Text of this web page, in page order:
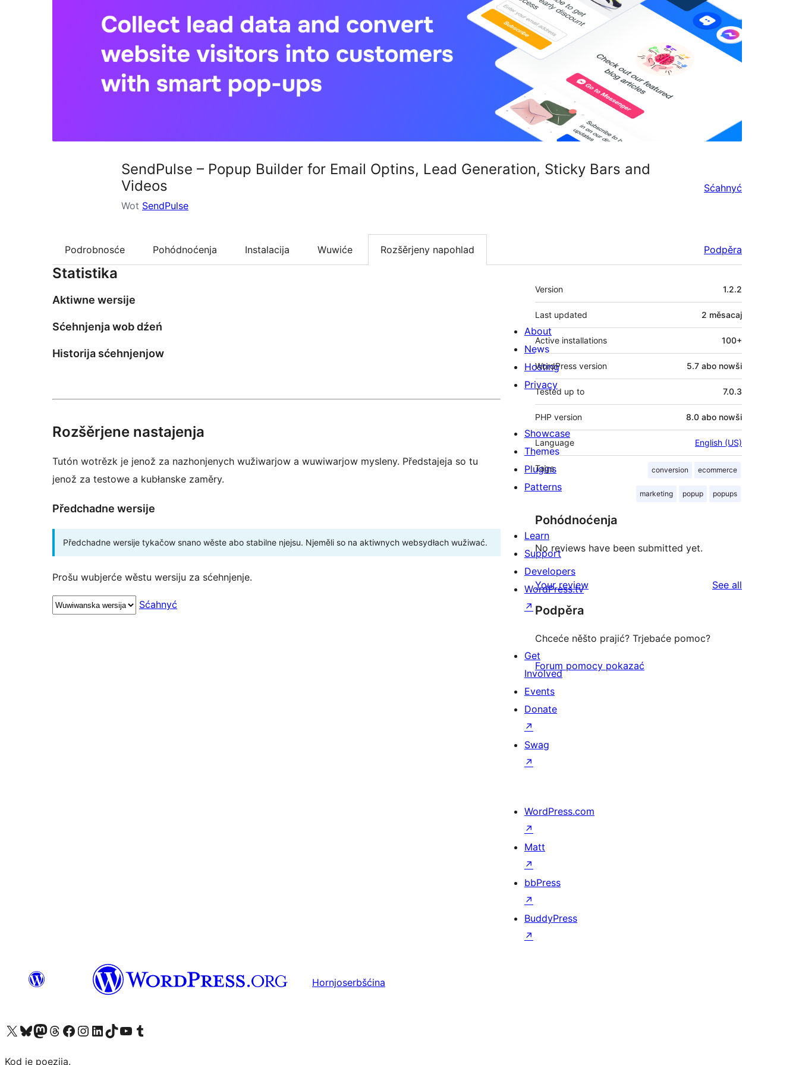
SendPulse – Popup Builder for Email Optins, Lead Generation, Sticky Bars and
Videos
Wot SendPulse
Sćahnyć
Podrobnosće Pohódnoćenja Instalacija Wuwiće Rozšěrjeny napohlad Podpěra
Statistika
Aktiwne wersije
Sćehnjenja wob dźeń
Historija sćehnjenjow
Rozšěrjene nastajenja
Tutón wotrězk je jenož za nazhonjenych wužiwarjow a wuwiwarjow mysleny. Předstajeja so tu
jenož za testowe a kubłanske zaměry.
Předchadne wersije
Předchadne wersije tykačow snano wěste abo stabilne njejsu. Njeměli so na aktiwnych websydłach wužiwać.
Prošu wubjerće wěstu wersiju za sćehnjenje.
Sćahnyć
Meta
Version 1.2.2
Last updated 2 měsacaj
Active installations 100+
WordPress version 5.7 abo nowši
Tested up to 7.0.3
PHP version 8.0 abo nowši
Language English (US)
Tags conversion ecommerce
marketing popup popups
Pohódnoćenja
No reviews have been submitted yet.
Your review See all
Podpěra
Chceće něšto prajić? Trjebaće pomoc?
Forum pomocy pokazać
About
News
Hosting
Privacy
Showcase
Themes
Plugins
Patterns
Learn
Support
Developers
WordPress.tv
↗
Get
Involved
Events
Donate
↗
Swag
↗
WordPress.com
↗
Matt
↗
bbPress
↗
BuddyPress
↗
Hornjoserbšćina
Visit our X (formerly Twitter) account
Visit our Bluesky account
Visit our Mastodon account
Visit our Threads account
Visit our Facebook page
Visit our Instagram account
Visit our LinkedIn account
Visit our TikTok account
Visit our YouTube channel
Visit our Tumblr account
Kod je poezija.